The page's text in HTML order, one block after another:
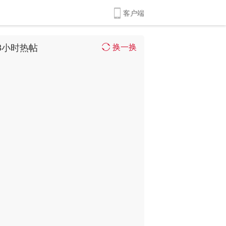
客户端
时热帖 换一换